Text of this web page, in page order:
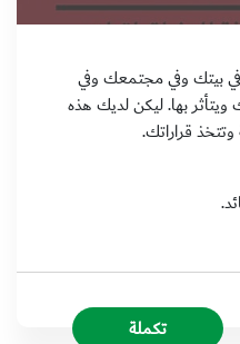
في بيتك وفي مجتمعك وفي
بها. ليكن لديك هذه
قراراتك.
تكملة